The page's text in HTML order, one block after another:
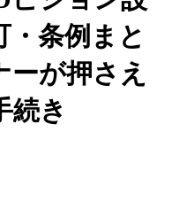
・条例まと
ーが押さえ
続き